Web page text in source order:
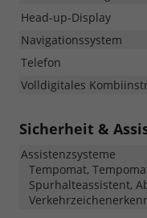
Head-up-Display
Navigationssystem
Telefon
Volldigitales
Sicherheit &
Assistenzsysteme
Tempomat,
Spurhalteassistent,